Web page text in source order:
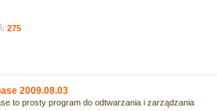
275
2009.08.03
to prosty program do odtwarzania i zarządzania